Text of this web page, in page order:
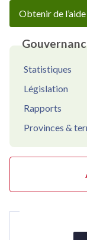
Obtenir de
Statistiques
Législation
Rapports
Provinces &